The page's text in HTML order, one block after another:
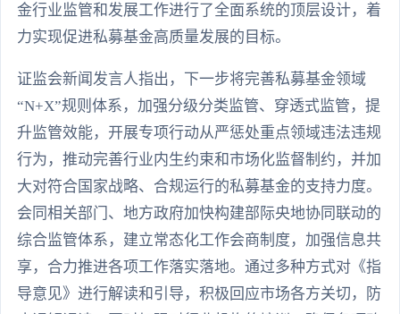
金行业监管和发展工作进行了全面系统的顶层设计，着
力实现促进私募基金高质量发展的目标。
证监会新闻发言人指出，下一步将完善私募基金领域
“N+X”规则体系，加强分级分类监管、穿透式监管，提
升监管效能，开展专项行动从严惩处重点领域违法违规
行为，推动完善行业内生约束和市场化监督制约，并加
大对符合国家战略、合规运行的私募基金的支持力度。
会同相关部门、地方政府加快构建部际央地协同联动的
综合监管体系，建立常态化工作会商制度，加强信息共
享，合力推进各项工作落实落地。通过多种方式对《指
导意见》进行解读和引导，积极回应市场各方关切，防